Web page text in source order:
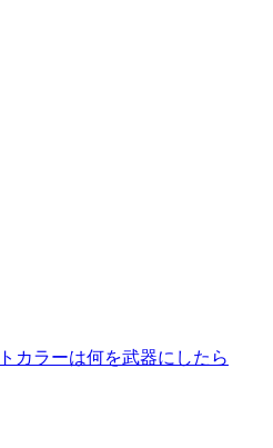
カラーは何を武器にしたら